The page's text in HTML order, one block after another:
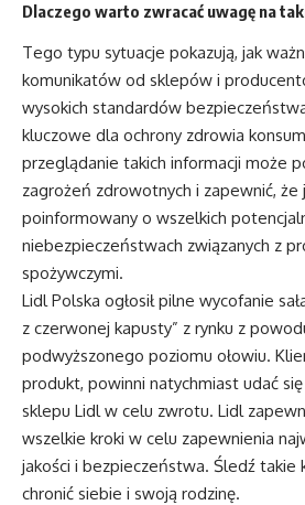
Dlaczego warto zwracać uwagę na
Tego typu sytuacje pokazują, jak
komunikatów od sklepów i
wysokich standardów
kluczowe dla ochrony zdrowia
przeglądanie takich informacji może
zagrożeń zdrowotnych i zapewnić,
poinformowany o wszelkich
niebezpieczeństwach związanych z
spożywczymi.
Lidl Polska ogłosił pilne wycofanie
z czerwonej kapusty” z rynku z
podwyższonego poziomu ołowiu.
produkt, powinni natychmiast udać
sklepu Lidl w celu zwrotu. Lidl
wszelkie kroki w celu zapewnienia
jakości i bezpieczeństwa. Śledź takie
chronić siebie i swoją rodzinę.